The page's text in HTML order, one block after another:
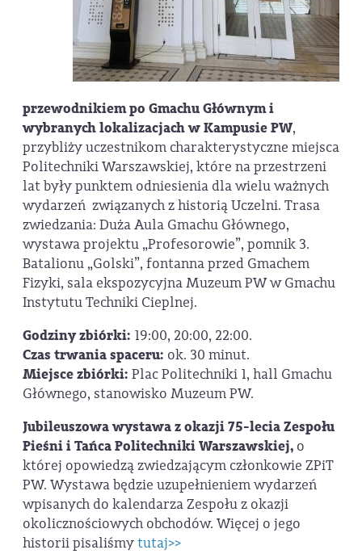
przewodnikiem po Gmachu Głównym i
wybranych lokalizacjach w Kampusie PW,
przybliży uczestnikom charakterystyczne miejsca
Politechniki Warszawskiej, które na przestrzeni
lat były punktem odniesienia dla wielu ważnych
wydarzeń związanych z historią Uczelni. Trasa
zwiedzania: Duża Aula Gmachu Głównego,
wystawa projektu „Profesorowie”, pomnik 3.
Batalionu „Golski”, fontanna przed Gmachem
Fizyki, sala ekspozycyjna Muzeum PW w Gmachu
Instytutu Techniki Cieplnej.
Godziny zbiórki: 19:00, 20:00, 22:00.
Czas trwania spaceru: ok. 30 minut.
Miejsce zbiórki: Plac Politechniki 1, hall Gmachu
Głównego, stanowisko Muzeum PW.
Jubileuszowa wystawa z okazji 75-lecia Zespołu
Pieśni i Tańca Politechniki Warszawskiej, o
której opowiedzą zwiedzającym członkowie ZPiT
PW. Wystawa będzie uzupełnieniem wydarzeń
wpisanych do kalendarza Zespołu z okazji
okolicznościowych obchodów. Więcej o jego
historii pisaliśmytutaj>>